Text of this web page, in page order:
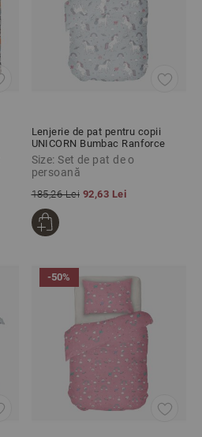
Lenjerie de pat pentru copii
UNICORN Bumbac Ranforce
100% 3 piese
Size: Set de pat de o
persoană
185,26 Lei 92,63 Lei
-50%